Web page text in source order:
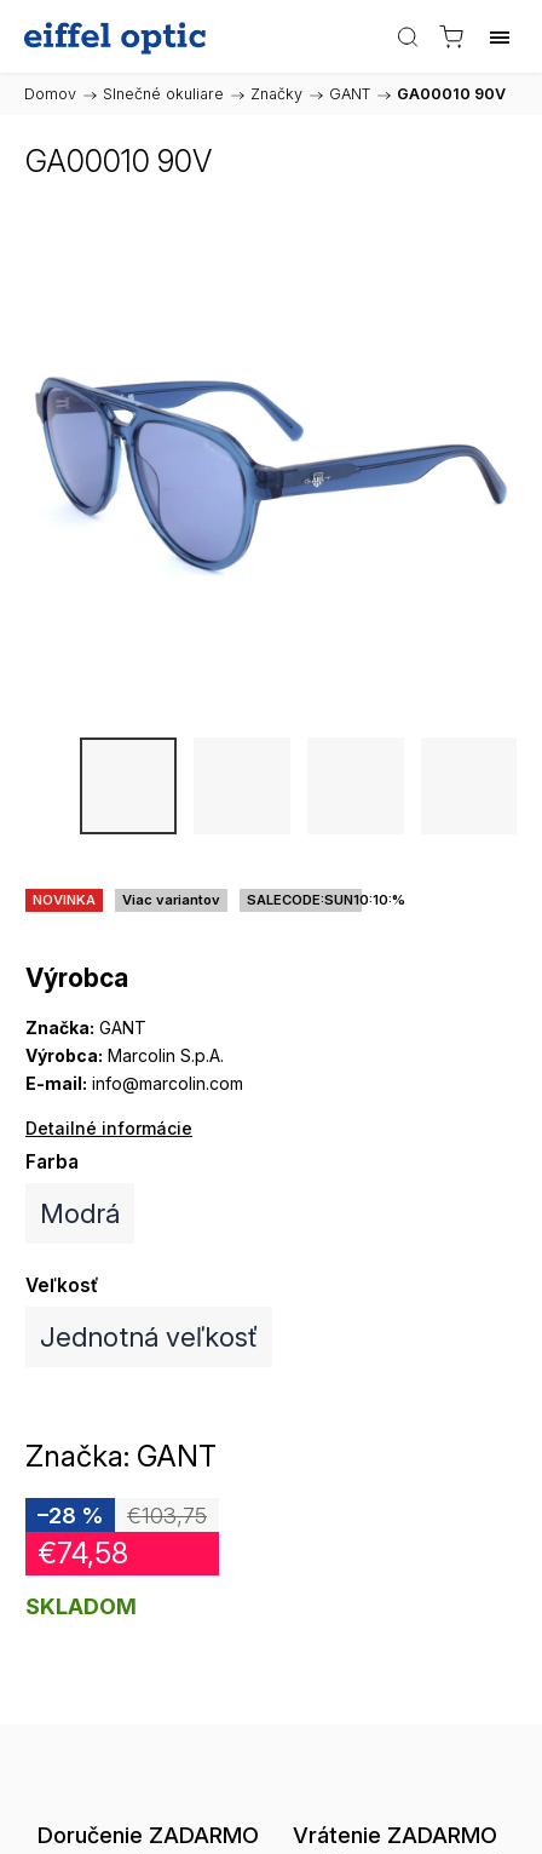
Domov / Slnečné okuliare / Značky / GANT / GA00010 90V
GA00010 90V
Výrobca
Značka: GANT
Výrobca: Marcolin S.p.A.
E-mail: info@marcolin.com
Detailné informácie
NOVINKA Viac variantov SALECODE:SUN10:10:%
Farba
Modrá
Veľkosť
Jednotná veľkosť
Značka: GANT
€103,75
–28 %
€74,58
SKLADOM
Doručenie ZADARMO Vrátenie ZADARMO